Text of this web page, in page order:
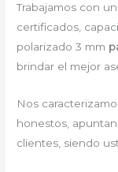
Trabajamos con
certificados,
polarizado 3 mm
brindar el mejor
Nos
honestos,
clientes, siendo